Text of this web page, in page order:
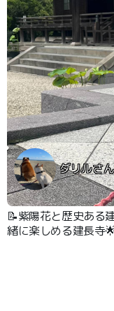
ダリルさん
📝紫陽花と歴史ある
緒に楽しめる建長寺